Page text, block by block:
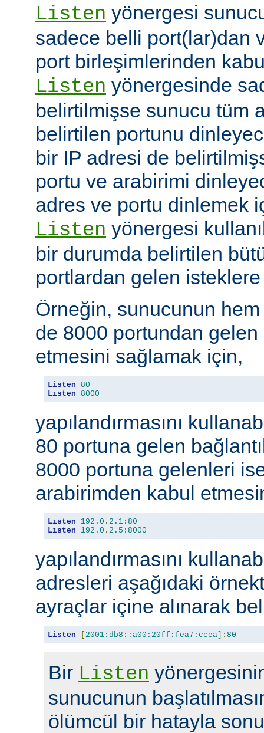
Listen yönergesi
sadece belli port(lar)dan
port birleşimlerinden
Listen yönergesinde
belirtilmişse sunucu tüm
belirtilen portunu
bir IP adresi de
portu ve arabirimi
adres ve portu dinlemek
Listen yönergesi
bir durumda belirtilen
portlardan gelen isteklere
Örneğin, sunucunun
de 8000 portundan gelen
etmesini sağlamak için,
Listen 80
Listen 8000
yapılandırmasını
80 portuna gelen
8000 portuna gelenleri
arabirimden kabul
Listen 192.0 . 2.1 : 80
Listen
192.0 . 2.5 : 8000
yapılandırmasını
adresleri aşağıdaki
ayraçlar içine alınarak
Listen [ 2001:db8::a00:20ff:fea7:ccea]: 80
Bir Listen
sunucunun
ölümcül bir hatayla